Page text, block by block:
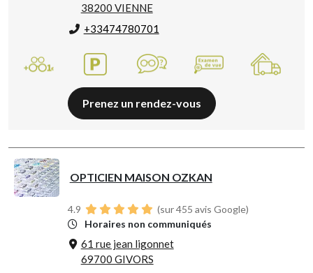
38200 VIENNE
+33474780701
Prenez un rendez-vous
OPTICIEN MAISON OZKAN
4.9
(sur 455 avis Google)
Horaires non communiqués
61 rue jean ligonnet
69700 GIVORS